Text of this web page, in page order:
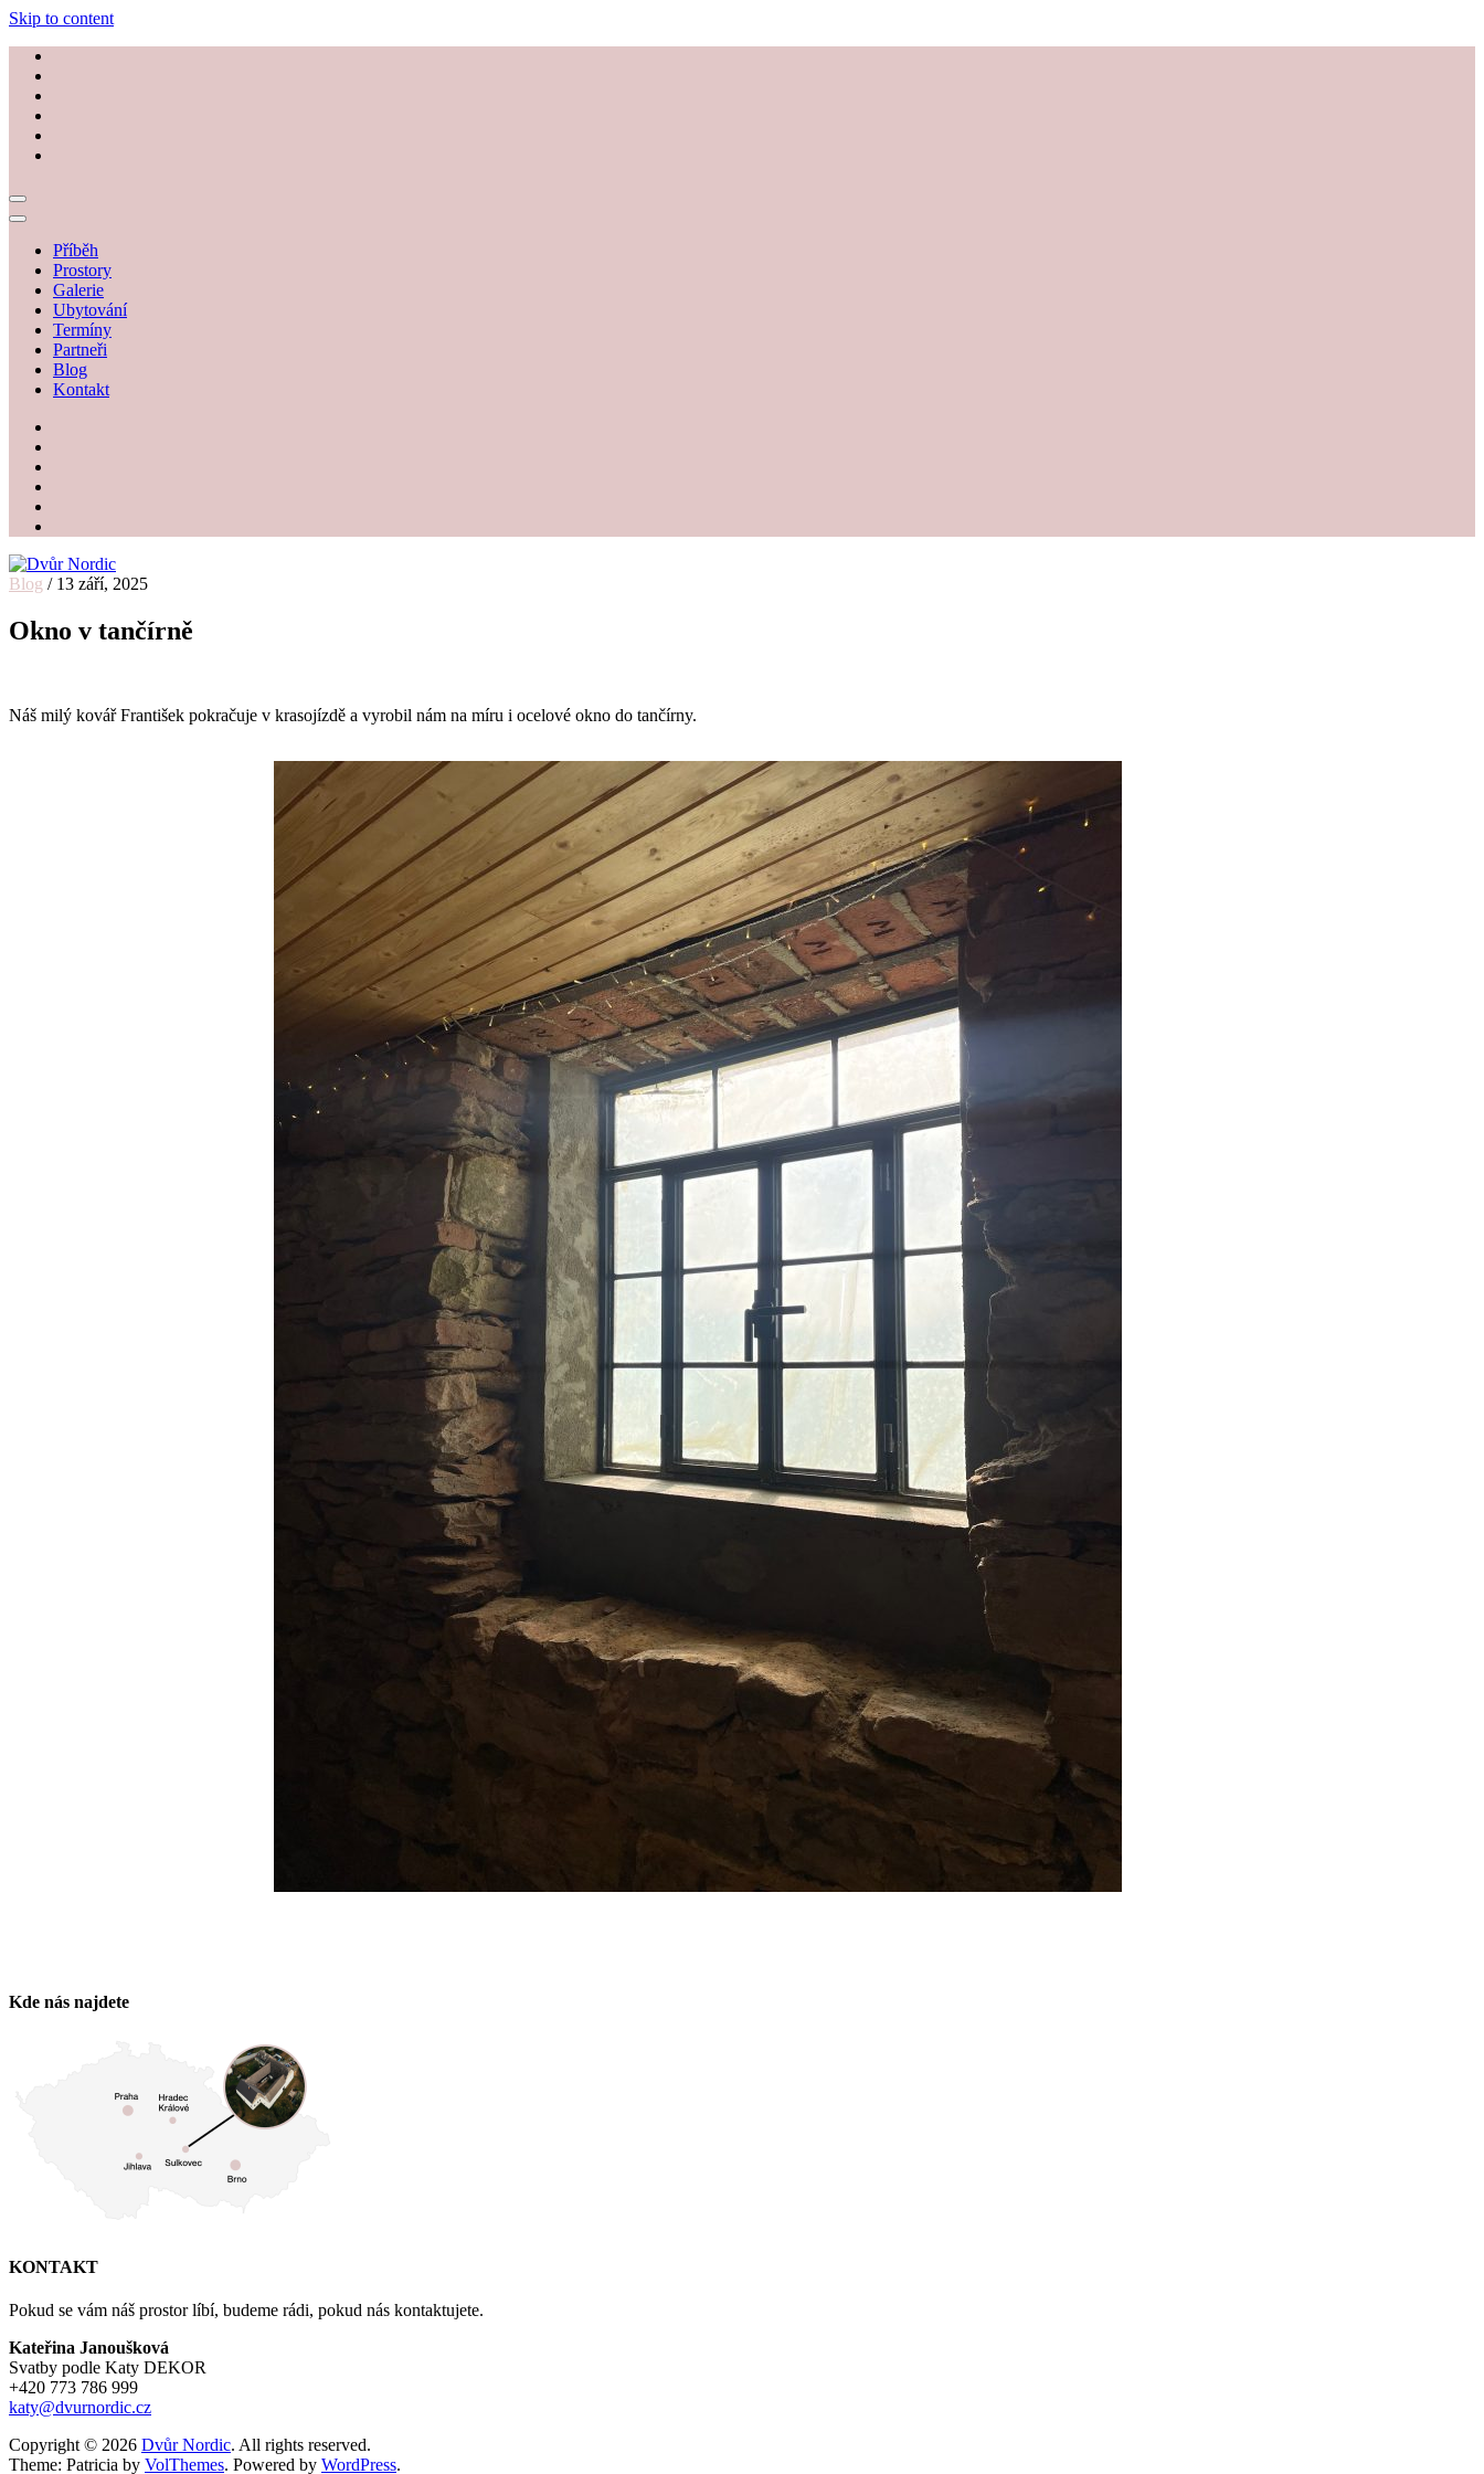
Skip to content
Příběh
Prostory
Galerie
Ubytování
Termíny
Partneři
Blog
Kontakt
Blog / 13 září, 2025
Okno v tančírně
Náš milý kovář František pokračuje v krasojízdě a vyrobil nám na míru i ocelové okno do tančírny.
Kde nás najdete
KONTAKT
Pokud se vám náš prostor líbí, budeme rádi, pokud nás kontaktujete.
Kateřina Janoušková
Svatby podle Katy DEKOR
+420 773 786 999
katy@dvurnordic.cz
Copyright © 2026 Dvůr Nordic. All rights reserved.
Theme: Patricia by VolThemes. Powered by WordPress.